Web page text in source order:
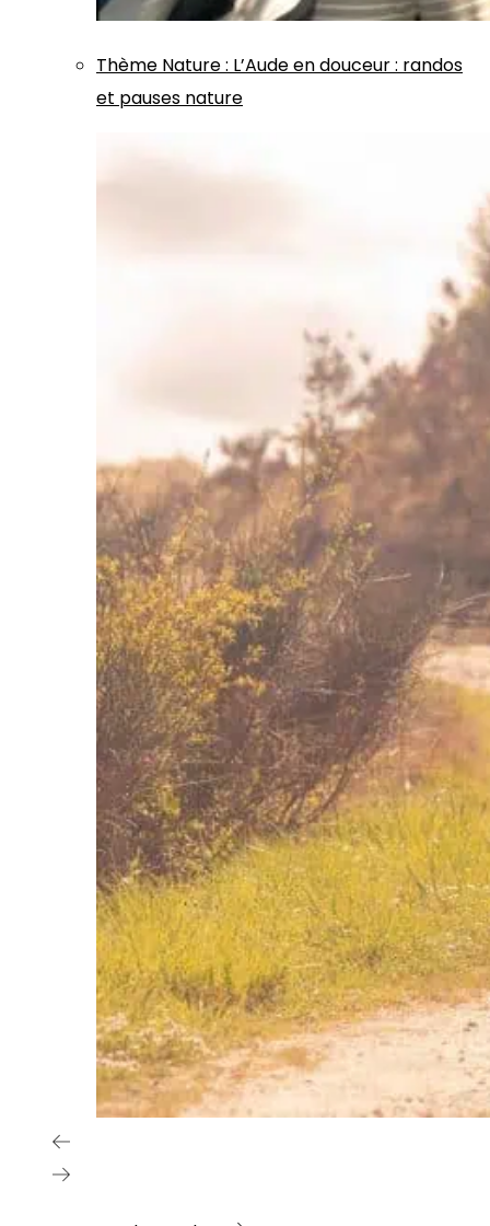
Thème Nature: L’Aude en douceur : randos
et pauses nature